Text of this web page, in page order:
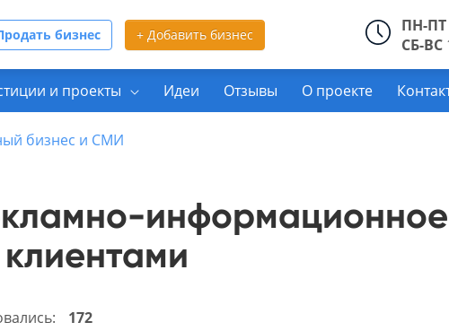
бизнес + Добавить бизнес ПН-ПТ
СБ-ВС
и проекты Идеи Отзывы О проекте
бизнес и СМИ
172